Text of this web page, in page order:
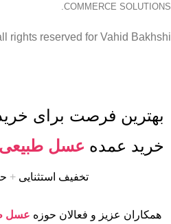
COMMERCE SOLUTIONS.
rights reserved for Vahid Bakhshi
بهترین فرصت برای
خرید عمده عسل
تخفیف استثنایی +
همکاران عزیز و فعالان حوزه عسل